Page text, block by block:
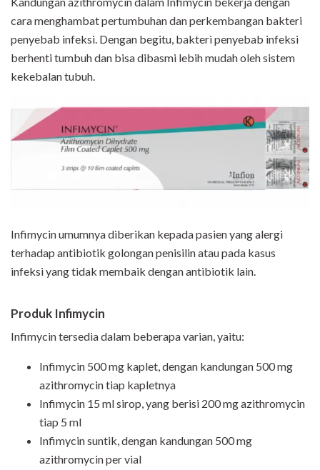
cara menghambat pertumbuhan dan perkembangan bakteri
penyebab infeksi. Dengan begitu, bakteri penyebab infeksi
berhenti tumbuh dan bisa dibasmi lebih mudah oleh sistem
kekebalan tubuh.
Infimycin umumnya diberikan kepada pasien yang alergi
terhadap antibiotik golongan penisilin atau pada kasus
infeksi yang tidak membaik dengan antibiotik lain.
Produk Infimycin
Infimycin tersedia dalam beberapa varian, yaitu:
Infimycin 500 mg kaplet, dengan kandungan 500 mg
azithromycin tiap kapletnya
Infimycin 15 ml sirop, yang berisi 200 mg azithromycin
tiap 5 ml
Infimycin suntik, dengan kandungan 500 mg
azithromycin per vial